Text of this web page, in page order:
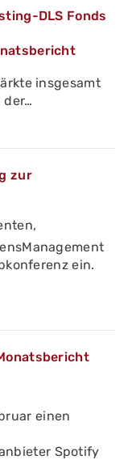
DLS Fonds
insgesamt
der…
zur
ein.
einen
Spotify